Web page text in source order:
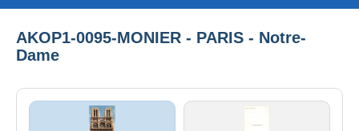
AKOP1-0095-MONIER - PARIS - Notre-
Dame